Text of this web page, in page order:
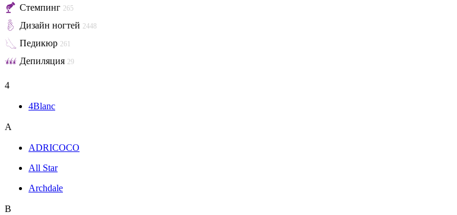
Стемпинг 265
Дизайн ногтей 2448
Педикюр 261
Депиляция 29
4
4Blanc
A
ADRICOCO
All Star
Archdale
B